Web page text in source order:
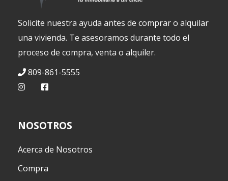
Solicite nuestra ayuda antes de comprar o alquilar
una vivienda. Te asesoramos durante todo el
proceso de compra, venta o alquiler.
809-861-5555
NOSOTROS
Acerca de Nosotros
Compra